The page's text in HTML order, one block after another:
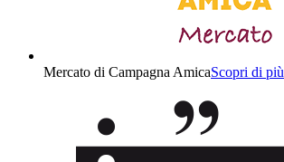
Mercato di Campagna AmicaScopri di più